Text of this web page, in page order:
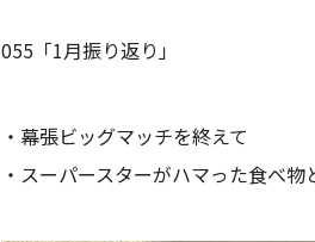
055「1月振り返り」
・幕張ビッグマッチを終えて
・スーパースターがハマった食べ